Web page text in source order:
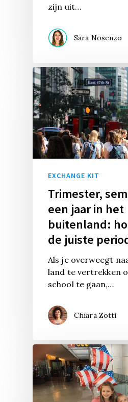
zijn uit…
Sara Nosenzo
EXCHANGE KIT
Trimester,
een jaar in het
buitenland:
de juiste
Als je overweegt
land te vertrekken
school te gaan,…
Chiara Zotti